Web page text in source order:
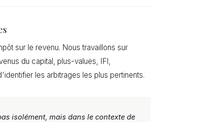
sur le revenu. Nous travaillons sur
du capital, plus-values, IFI,
les arbitrages les plus pertinents.
isolément, mais dans le contexte de